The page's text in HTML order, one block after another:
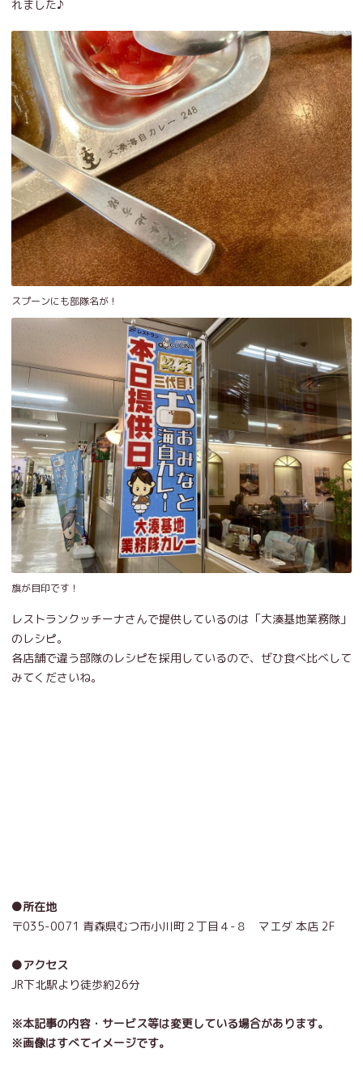
れました♪
スプーンにも部隊名が！
旗が目印です！
レストランクッチーナさんで提供しているのは「大湊基地業務隊」
のレシピ。
各店舗で違う部隊のレシピを採用しているので、ぜひ食べ比べして
みてくださいね。
●所在地
〒035-0071 青森県むつ市小川町２丁目４-８ マエダ 本店 2F
●アクセス
JR下北駅より徒歩約26分
※本記事の内容・サービス等は変更している場合があります。
※画像はすべてイメージです。